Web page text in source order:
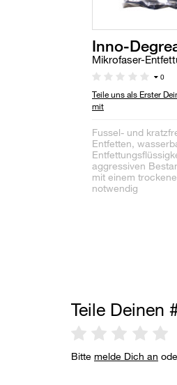
Inno-
Mikrofaser-
0
Teile uns als Erster
mit
Fussel- und
Entfetten,
aggressiven
mit einem
notwendig
Teile Deinen
Bitte melde Dich an